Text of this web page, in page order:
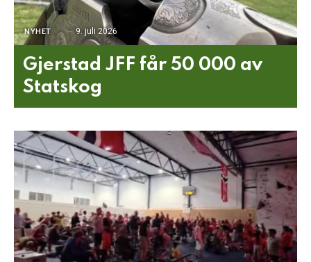
NYHET 9. juli 2026
Gjerstad JFF får 50 000 av
Statskog